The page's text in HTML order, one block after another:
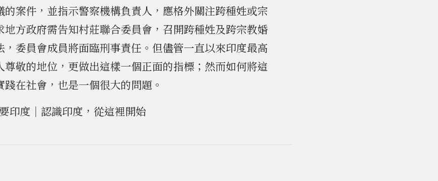
的案件，並指示警察機構負責人，應格外關注跨種姓或宗
地方政府需告知村莊聯合委員會，召開跨種姓及跨宗教婚
，委員會成員將面臨刑事責任。但儘管一直以來印度最高
尊敬的地位，更做出這樣一個正面的指標；然而如何將這
在社會，也是一個很大的問題。
印度｜認識印度，從這裡開始